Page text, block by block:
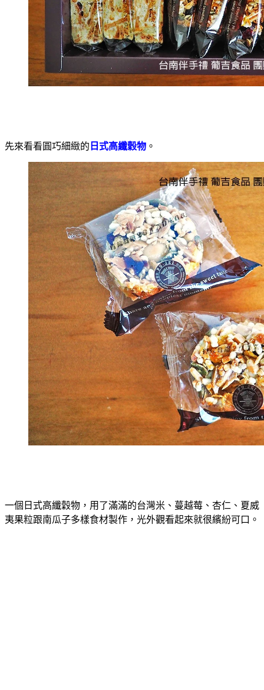
先來看看圓巧細緻的 日式高纖穀物 。
一個日式高纖穀物，用了滿滿的台灣米、蔓越莓、杏仁、夏威
夷果粒跟南瓜子多樣食材製作，光外觀看起來就很繽紛可口。